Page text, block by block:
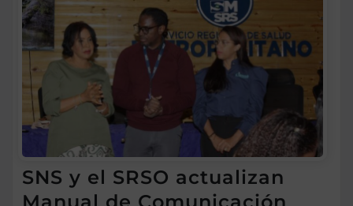
SNS y el SRSO actualizan